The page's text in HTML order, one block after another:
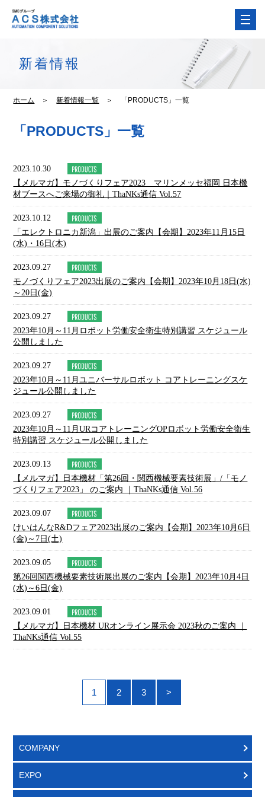
新着情報
ホーム ＞ 新着情報一覧 ＞ 「PRODUCTS」一覧
「PRODUCTS」一覧
2023.10.30
【メルマガ】モノづくりフェア2023 マリンメッセ福岡 日本機
材ブースへご来場の御礼｜ThaNKs通信 Vol.57
2023.10.12
「エレクトロニカ新潟」出展のご案内【会期】2023年11月15日
(水)・16日(木)
2023.09.27
モノづくりフェア2023出展のご案内【会期】2023年10月18日(水)
～20日(金)
2023.09.27
2023年10月～11月ロボット労働安全衛生特別講習 スケジュール
公開しました
2023.09.27
2023年10月～11月ユニバーサルロボット コアトレーニングスケ
ジュール公開しました
2023.09.27
2023年10月～11月URコアトレーニングOPロボット労働安全衛生
特別講習 スケジュール公開しました
2023.09.13
【メルマガ】日本機材「第26回・関西機械要素技術展」/「モノ
づくりフェア2023」 のご案内 ｜ThaNKs通信 Vol.56
2023.09.07
けいはんなR&Dフェア2023出展のご案内【会期】2023年10月6日
(金)～7日(土)
2023.09.05
第26回関西機械要素技術展出展のご案内【会期】2023年10月4日
(水)～6日(金)
2023.09.01
【メルマガ】日本機材 URオンライン展示会 2023秋のご案内 ｜
ThaNKs通信 Vol.55
1 2 3 >
COMPANY
EXPO